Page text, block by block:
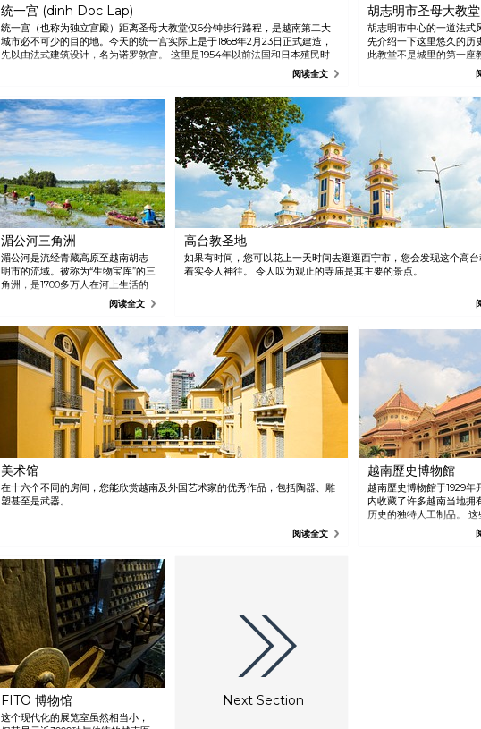
统一宫 (dinh Doc Lap)
统一宫（也称为独立宫殿）距离圣母大教堂仅6分钟步行路程，是越南第二大
城市必不可少的目的地。今天的统一宫实际上是于1868年2月23日正式建造，
先以由法式建筑设计，名为诺罗敦宫。 这里是1954年以前法国和日本殖民时
期，他们工作和生活的地方。宫殿的设计概念融合了西方建筑和具有象征性的
东方传统艺术。其还具有巨大的历史和文化价值，提醒人们当时震惊全世界的
事。 现在的游客不仅被宫殿的历史价值吸引，还受到该美学环境所吸引。当您
走过巨大的笼子，您可以看到一个巨大整齐的草坪，里面装饰着绿油油的青草
和位于中央的喷泉。而最好的事情就是用绿草和喷泉摄制整个宫殿，记录令人
难忘的画面。
阅读全文
胡志明市圣母大教堂
胡志明市中心的一道法式
先介绍一下这里悠久的历
此教堂不是城里的第一座
而，为了充分满足当时法
的宗教和社区需要，总司
Bonnard决定在1863年建
制教堂，卻不久被白蚁侵
1876年，南越海军上将
织了一个新教堂的设计比
师 J.Bourad赢得了比赛
设教堂，成为了现在的西
教堂。于1880年4月11日，
开幕。 15年后，教会加入
的两个60米高铜钟塔，令
加美丽。您可能不知道，
大教堂是罗马建筑与中世
教会依然保持原状，原因
了从法国设计和制造，并
胡志明时代，年轻人的热
地。当人们想到西贡时，
湄公河三角洲
湄公河是流经青藏高原至越南胡志
明市的流域。被称为“生物宝库”的三
角洲，是1700多万人在河上生活的
家园。这里有几个不同的旅游经营
者提供日间和隔夜旅行。在这些旅
行中，您将看到神奇的大自然和会
浮动市场。
阅读全文
高台教圣地
如果有时间，您可以花上一天时间去逛逛西宁市，您会发现这个高
着实令人神往。 令人叹为观止的寺庙是其主要的景点。
美术馆
在十六个不同的房间，您能欣赏越南及外国艺术家的优秀作品，包括陶器、雕
塑甚至是武器。
阅读全文
越南歷史博物館
越南歷史博物館于1929年
内收藏了许多越南当地拥
历史的独特人工制品。 这
馆藏中包括一座有着
FITO 博物馆
这个现代化的展览室虽然相当小，
Next Section